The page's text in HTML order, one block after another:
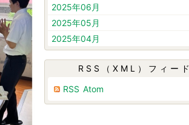
2025年06月
2025年05月
2025年04月
RSS（XML）フィード
RSS Atom